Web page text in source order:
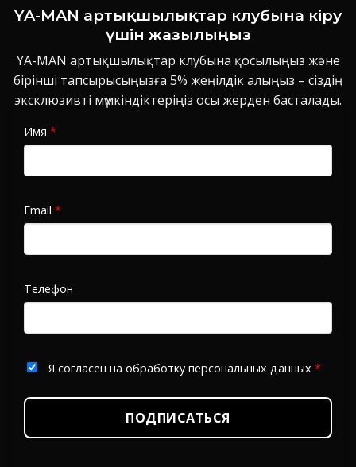
YA-MAN артықшылықтар клубына кіру
үшін жазылыңыз
YA-MAN артықшылықтар клубына қосылыңыз және
бірінші тапсырысыңызға 5% жеңілдік алыңыз – сіздің
эксклюзивті мүмкіндіктеріңіз осы жерден басталады.
Имя *
Email *
Телефон
Я согласен на обработку персональных данных *
ПОДПИСАТЬСЯ